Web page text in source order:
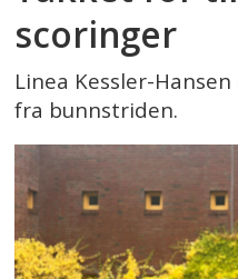
scoringer
Linea Kessler-
fra bunnstriden.